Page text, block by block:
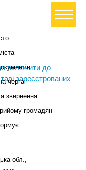
включити до
зареєстрованих
черга
звернення
громадян
обл.,